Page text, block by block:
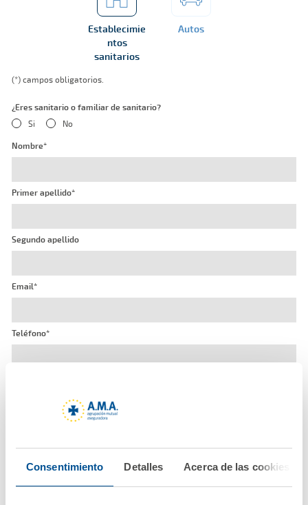
Consentimiento Detalles Acerca de las cookies
Establecimie
ntos
sanitarios
Autos
(*) campos obligatorios.
¿Eres sanitario o familiar de sanitario?
Si
No
Nombre*
Primer apellido*
Segundo apellido
Email*
Teléfono*
tratados para la atención de mi petición
Acepto que A.M.A. pueda enviarme comunicaciones comerciales
acerca de los productos ofrecidos por las entidades que forman
privacidadytérminos del serviciode Google.